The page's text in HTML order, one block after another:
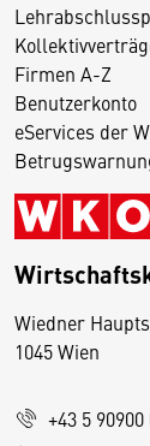
Firmen A-Z
Benutzerkonto
eServices der
Wiedner
1045 Wien
+43 5 90900
D
s